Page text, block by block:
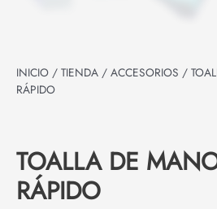
INICIO / TIENDA / ACCESORIOS /
RÁPIDO
TOALLA DE
RÁPIDO